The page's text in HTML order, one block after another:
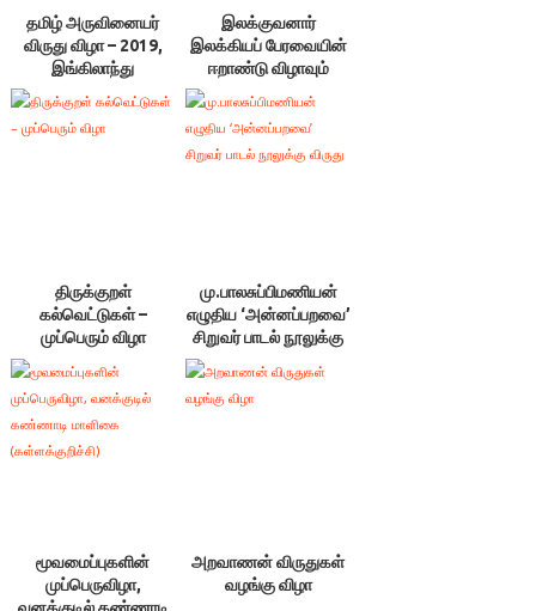
தமிழ் அருவினையர்
விருது விழா – 2019,
இங்கிலாந்து
இலக்குவனார்
இலக்கியப் பேரவையின்
ஈறாண்டு விழாவும்
விருது வழங்கு விழாவும்
திருக்குறள்
கல்வெட்டுகள் –
முப்பெரும் விழா
மு.பாலசுப்பிமணியன்
எழுதிய ‘அன்னப்பறவை’
சிறுவர் பாடல் நூலுக்கு
மூவமைப்புகளின்
முப்பெருவிழா,
அறவாணன் விருதுகள்
வழங்கு விழா